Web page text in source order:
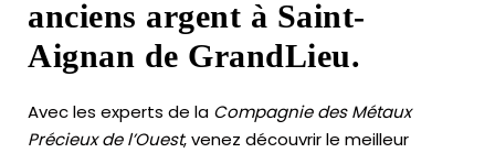
anciens argent à Saint-
Aignan de GrandLieu.
Avec les experts de la Compagnie des Métaux
Précieux de l’Ouest, venez découvrir le meilleur